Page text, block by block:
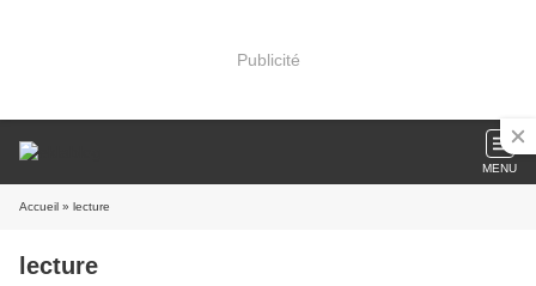
Publicité
MENU
Accueil » lecture
lecture